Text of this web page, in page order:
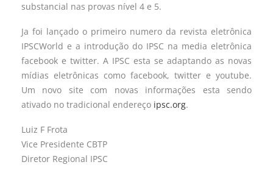
substancial nas provas nível 4 e 5.
Ja foi lançado o primeiro numero da revista eletrônica
IPSCWorld e a introdução do IPSC na media eletrônica
facebook e twitter. A IPSC esta se adaptando as novas
mídias eletrônicas como facebook, twitter e youtube.
Um novo site com novas informações esta sendo
ativado no tradicional endereço ipsc.org.
Luiz F Frota
Vice Presidente CBTP
Diretor Regional IPSC